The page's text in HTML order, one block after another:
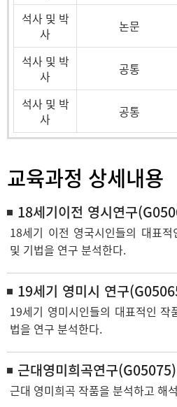
석사 및 박
사
논문
석사 및 박
사
공통
석사 및 박
사
공통
교육과정 상세내용
18세기이전 영시연구
18세기 이전 영국시인들의 대표
및 기법을 연구 분석한다.
19세기 영미시 연구
19세기 영미시인들의 대표적인
법을 연구 분석한다.
근대영미희곡연구(G05075)
근대 영미희곡 작품을 분석하고 해